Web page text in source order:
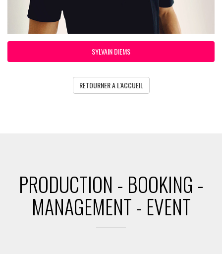
SYLVAIN DIEMS
RETOURNER A L'ACCUEIL
PRODUCTION - BOOKING -
MANAGEMENT - EVENT